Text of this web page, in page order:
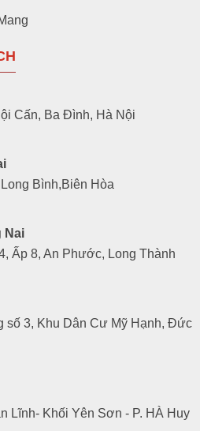
Cấn, Ba Đình, Hà Nội
Bình,Biên Hòa
Nai
Ấp 8, An Phước, Long Thành
số 3, Khu Dân Cư Mỹ Hạnh, Đức
Lĩnh- Khối Yên Sơn - P. HÀ Huy